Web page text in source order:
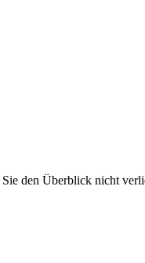
den Überblick nicht